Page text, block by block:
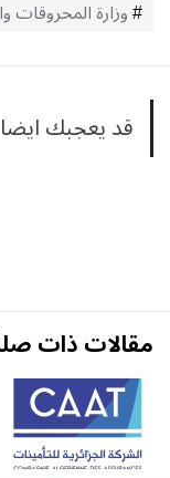
وزارة المحروقات
قد يعجبك ايضا
مقالات ذات